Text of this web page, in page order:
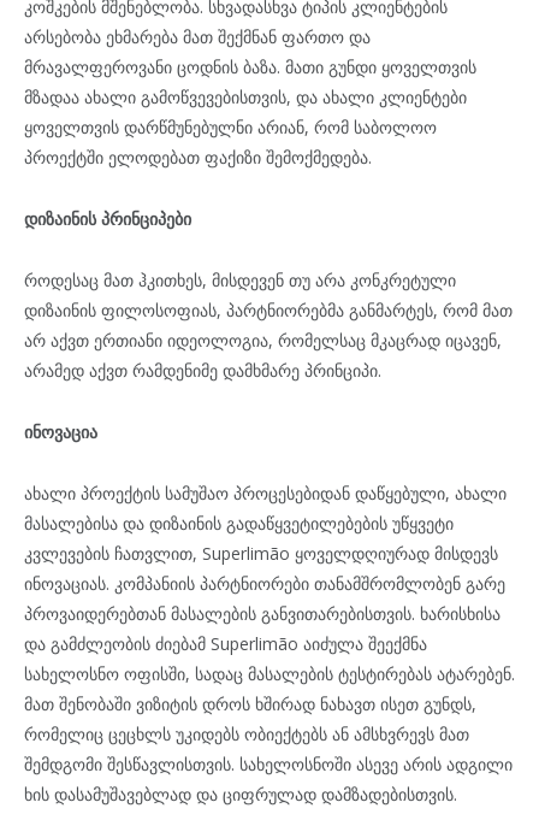
კოშკების მშენებლობა. სხვადასხვა ტიპის კლიენტების
არსებობა ეხმარება მათ შექმნან ფართო და
მრავალფეროვანი ცოდნის ბაზა. მათი გუნდი ყოველთვის
მზადაა ახალი გამოწვევებისთვის, და ახალი კლიენტები
ყოველთვის დარწმუნებულნი არიან, რომ საბოლოო
პროექტში ელოდებათ ფაქიზი შემოქმედება.
დიზაინის პრინციპები
როდესაც მათ ჰკითხეს, მისდევენ თუ არა კონკრეტული
დიზაინის ფილოსოფიას, პარტნიორებმა განმარტეს, რომ მათ
არ აქვთ ერთიანი იდეოლოგია, რომელსაც მკაცრად იცავენ,
არამედ აქვთ რამდენიმე დამხმარე პრინციპი.
ინოვაცია
ახალი პროექტის სამუშაო პროცესებიდან დაწყებული, ახალი
მასალებისა და დიზაინის გადაწყვეტილებების უწყვეტი
კვლევების ჩათვლით, Superlimão ყოველდღიურად მისდევს
ინოვაციას. კომპანიის პარტნიორები თანამშრომლობენ გარე
პროვაიდერებთან მასალების განვითარებისთვის. ხარისხისა
და გამძლეობის ძიებამ Superlimão აიძულა შეექმნა
სახელოსნო ოფისში, სადაც მასალების ტესტირებას ატარებენ.
მათ შენობაში ვიზიტის დროს ხშირად ნახავთ ისეთ გუნდს,
რომელიც ცეცხლს უკიდებს ობიექტებს ან ამსხვრევს მათ
შემდგომი შესწავლისთვის. სახელოსნოში ასევე არის ადგილი
ხის დასამუშავებლად და ციფრულად დამზადებისთვის.